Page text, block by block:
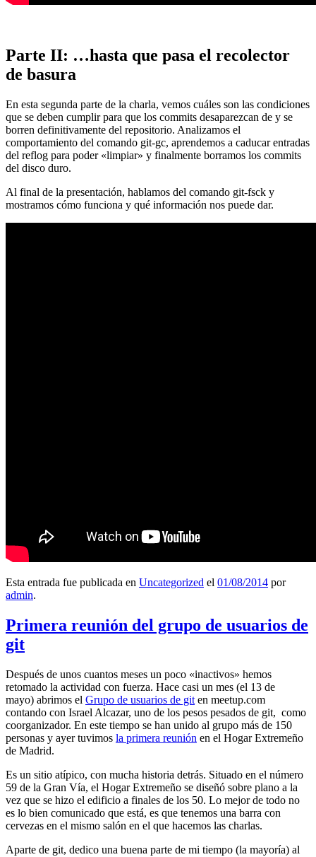
Parte II: …hasta que pasa el recolector
de basura
En esta segunda parte de la charla, vemos cuáles son las condiciones
que se deben cumplir para que los commits desaparezcan de y se
borren definitivamente del repositorio. Analizamos el
comportamiento del comando git-gc, aprendemos a caducar entradas
del reflog para poder «limpiar» y finalmente borramos los commits
del disco duro.
Al final de la presentación, hablamos del comando git-fsck y
mostramos cómo funciona y qué información nos puede dar.
Esta entrada fue publicada en Uncategorized el 01/08/2014 por
admin.
Primera reunión del grupo de usuarios de
git
Después de unos cuantos meses un poco «inactivos» hemos
retomado la actividad con fuerza. Hace casi un mes (el 13 de
mayo) abrimos el Grupo de usuarios de git en meetup.com
contando con Israel Alcazar, uno de los pesos pesados de git, como
coorganizador. En este tiempo se han unido al grupo más de 150
personas y ayer tuvimos la primera reunión en el Hogar Extremeño
de Madrid.
Es un sitio atípico, con mucha historia detrás. Situado en el número
59 de la Gran Vía, el Hogar Extremeño se diseñó sobre plano a la
vez que se hizo el edificio a finales de los 50. Lo mejor de todo no
es lo bien comunicado que está, es que tenemos una barra con
cervezas en el mismo salón en el que hacemos las charlas.
Aparte de git, dedico una buena parte de mi tiempo (la mayoría) al